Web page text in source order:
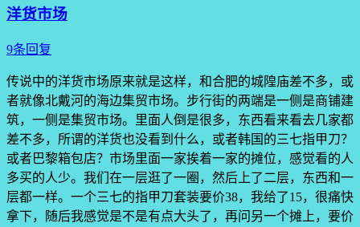
洋货市场
9条回复
传说中的洋货市场原来就是这样，和合肥的城隍庙差不多，或
者就像北戴河的海边集贸市场。步行街的两端是一侧是商铺建
筑，一侧是集贸市场。里面人倒是很多，东西看来看去几家都
差不多，所谓的洋货也没看到什么，或者韩国的三七指甲刀？
或者巴黎箱包店？市场里面一家挨着一家的摊位，感觉看的人
多买的人少。我们在一层逛了一圈，然后上了二层，东西和一
层都一样。一个三七的指甲刀套装要价38，我给了15，很痛快
拿下，随后我感觉是不是有点大头了，再问另一个摊上，要价